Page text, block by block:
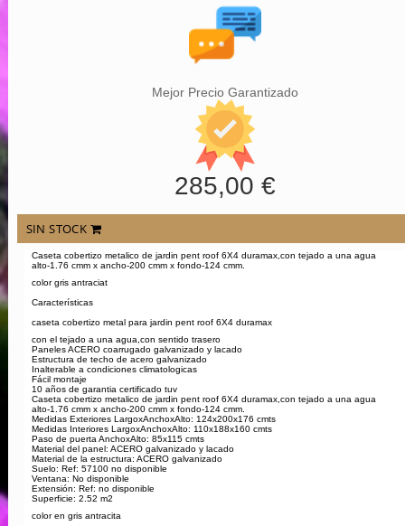
Mejor Precio Garantizado
285,00 €
SIN STOCK
Caseta cobertizo metalico de jardin pent roof 6X4 duramax,con tejado a una agua
alto-1.76 cmm x ancho-200 cmm x fondo-124 cmm.
color gris antraciat
Características
caseta cobertizo metal para jardin pent roof 6X4 duramax
con el tejado a una agua,con sentido trasero
Paneles ACERO coarrugado galvanizado y lacado
Estructura de techo de acero galvanizado
Inalterable a condiciones climatologicas
Fácil montaje
10 años de garantia certificado tuv
Caseta cobertizo metalico de jardin pent roof 6X4 duramax,con tejado a una agua
alto-1.76 cmm x ancho-200 cmm x fondo-124 cmm.
Medidas Exteriores LargoxAnchoxAlto: 124x200x176 cmts
Medidas Interiores LargoxAnchoxAlto: 110x188x160 cmts
Paso de puerta AnchoxAlto: 85x115 cmts
Material del panel: ACERO galvanizado y lacado
Material de la estructura: ACERO galvanizado
Suelo: Ref: 57100 no disponible
Ventana: No disponible
Extensión: Ref: no disponible
Superficie: 2.52 m2
color en gris antracita